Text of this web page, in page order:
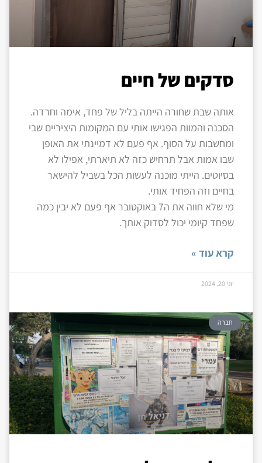
סדקים של חיים
אותה שבת שחורה הייתה בליל של פחד, אימה וחרדה.
הסכנה והמוות הפגישו אותי עם המקומות היציריים שבי
ומחשבות על הסוף. אף פעם לא דמיינתי את האופן
שבו אמות אבל תרחיש כזה לא תיארתי, אפילו לא
בסיוטים. הייתי מוכנה לעשות הכל בשביל להישאר
בחיים וזה הפחיד אותי.
מי שלא חווה את ה7 באוקטובר אף פעם לא יבין כמה
שפחד קיומי יכול לסדוק אותך.
קרא עוד »
יוני 20, 2024
חברה